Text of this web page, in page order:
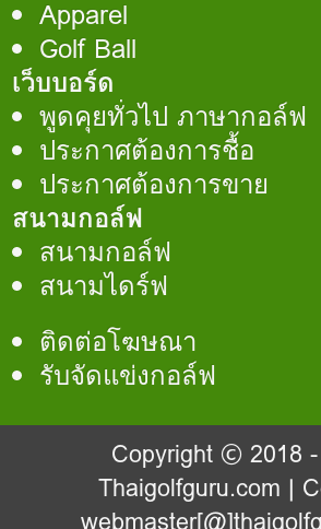
Apparel
Golf Ball
เว็บบอร์ด
พูดคุยทั่วไป ภาษากอล์ฟ
ประกาศต้องการชื้อ
ประกาศต้องการขาย
สนามกอล์ฟ
สนามกอล์ฟ
สนามไดร์ฟ
ติดต่อโฆษณา
รับจัดแข่งกอล์ฟ
Copyright © 2018
Thaigolfguru.com |